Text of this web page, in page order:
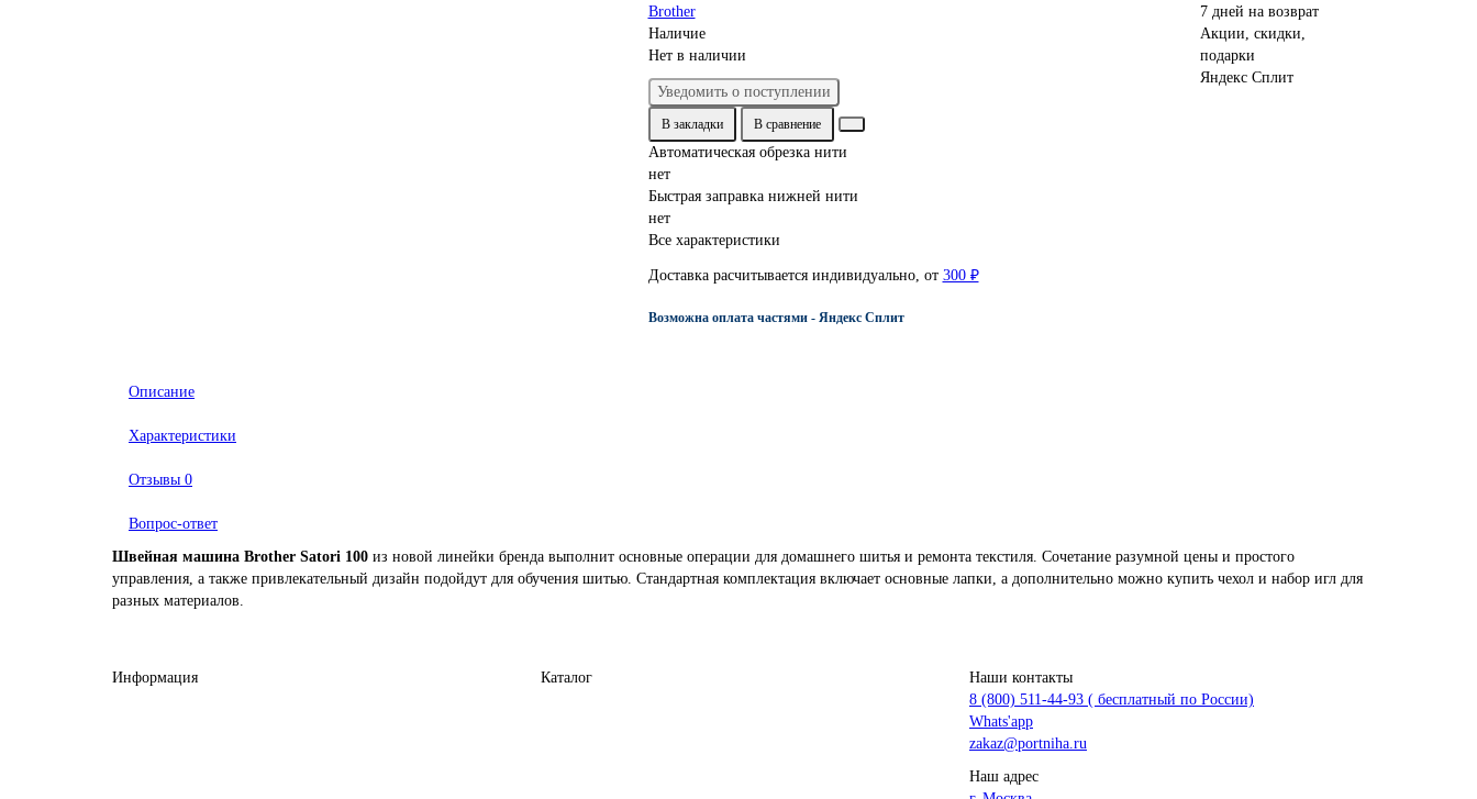
Brother
Наличие
Нет в наличии
Уведомить о поступлении
В закладки В сравнение
Автоматическая обрезка нити
нет
Быстрая заправка нижней нити
нет
Все характеристики
Доставка расчитывается индивидуально, от 300 ₽
Возможна оплата частями - Яндекс Сплит
7 дней на возврат
Акции, скидки,
подарки
Яндекс Сплит
Описание
Характеристики
Отзывы 0
Вопрос-ответ
Швейная машина Brother Satori 100 из новой линейки бренда выполнит основные операции для домашнего шитья и ремонта текстиля. Сочетание разумной цены и простого
управления, а также привлекательный дизайн подойдут для обучения шитью. Стандартная комплектация включает основные лапки, а дополнительно можно купить чехол и набор игл для
разных материалов.
Информация Каталог
Наши контакты
8 (800) 511-44-93 ( бесплатный по России)
Whats'app
zakaz@portniha.ru
Наш адрес